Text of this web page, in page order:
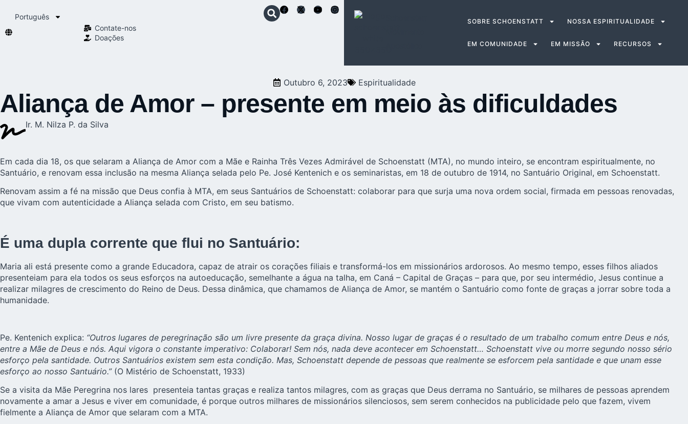
Português
Contate-nos
Doações
SOBRE SCHOENSTATT NOSSA ESPIRITUALIDADE
EM COMUNIDADE EM MISSÃO RECURSOS
Outubro 6, 2023 Espiritualidade
Aliança de Amor – presente em meio às dificuldades
Ir. M. Nilza P. da Silva
Em cada dia 18, os que selaram a Aliança de Amor com a Mãe e Rainha Três Vezes Admirável de Schoenstatt (MTA), no mundo inteiro, se encontram espiritualmente, no
Santuário, e renovam essa inclusão na mesma Aliança selada pelo Pe. José Kentenich e os seminaristas, em 18 de outubro de 1914, no Santuário Original, em Schoenstatt.
Renovam assim a fé na missão que Deus confia à MTA, em seus Santuários de Schoenstatt: colaborar para que surja uma nova ordem social, firmada em pessoas renovadas,
que vivam com autenticidade a Aliança selada com Cristo, em seu batismo.
É uma dupla corrente que flui no Santuário:
Maria ali está presente como a grande Educadora, capaz de atrair os corações filiais e transformá-los em missionários ardorosos. Ao mesmo tempo, esses filhos aliados
presenteiam para ela todos os seus esforços na autoeducação, semelhante a água na talha, em Caná – Capital de Graças – para que, por seu intermédio, Jesus continue a
realizar milagres de crescimento do Reino de Deus. Dessa dinâmica, que chamamos de Aliança de Amor, se mantém o Santuário como fonte de graças a jorrar sobre toda a
humanidade.
Pe. Kentenich explica: “Outros lugares de peregrinação são um livre presente da graça divina. Nosso lugar de graças é o resultado de um trabalho comum entre Deus e nós,
entre a Mãe de Deus e nós. Aqui vigora o constante imperativo: Colaborar! Sem nós, nada deve acontecer em Schoenstatt… Schoenstatt vive ou morre segundo nosso sério
esforço pela santidade. Outros Santuários existem sem esta condição. Mas, Schoenstatt depende de pessoas que realmente se esforcem pela santidade e que unam esse
esforço ao nosso Santuário.”(O Mistério de Schoenstatt, 1933)
Se a visita da Mãe Peregrina nos lares presenteia tantas graças e realiza tantos milagres, com as graças que Deus derrama no Santuário, se milhares de pessoas aprendem
novamente a amar a Jesus e viver em comunidade, é porque outros milhares de missionários silenciosos, sem serem conhecidos na publicidade pelo que fazem, vivem
fielmente a Aliança de Amor que selaram com a MTA.